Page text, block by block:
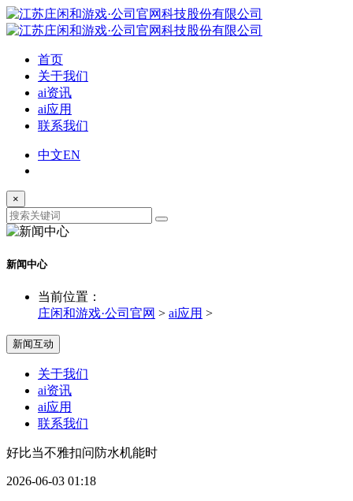
首页
关于我们
ai资讯
ai应用
联系我们
中文EN
×
新闻中心
当前位置：
庄闲和游戏·公司官网 > ai应用 >
新闻互动
关于我们
ai资讯
ai应用
联系我们
好比当不雅扣问防水机能时
2026-06-03 01:18